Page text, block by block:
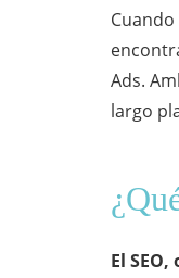
Ads.
largo
El